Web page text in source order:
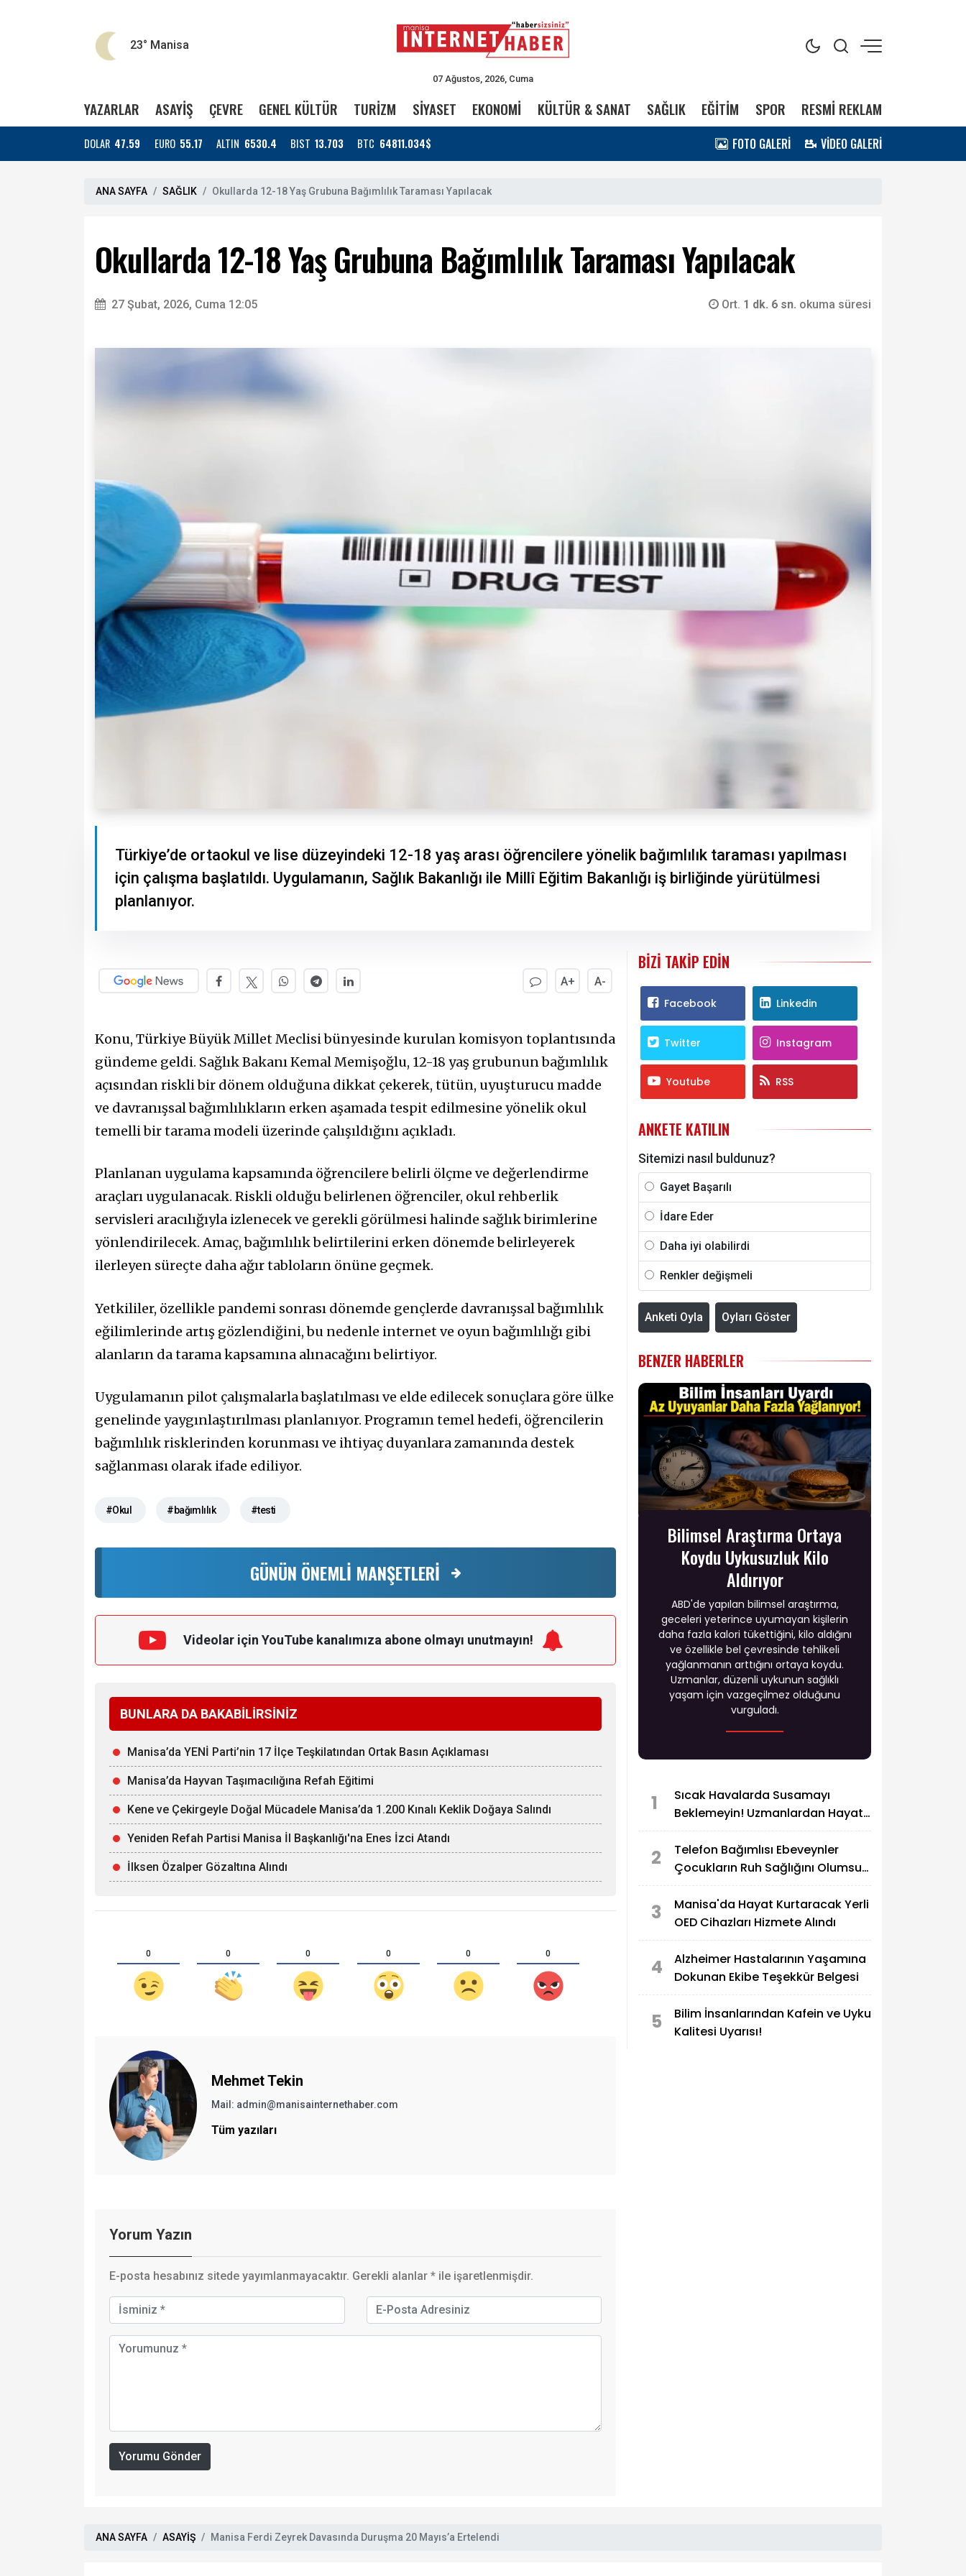
23° Manisa
07 Ağustos, 2026, Cuma
YAZARLAR ASAYİŞ ÇEVRE GENEL KÜLTÜR TURİZM SİYASET EKONOMİ KÜLTÜR & SANAT SAĞLIK EĞİTİM SPOR RESMİ REKLAM
DOLAR 47.59 EURO 55.17 ALTIN 6530.4 BIST 13.703 BTC 64811.034$ FOTO GALERİ VİDEO GALERİ
ANA SAYFA SAĞLIK Okullarda 12-18 Yaş Grubuna Bağımlılık Taraması Yapılacak
Okullarda 12-18 Yaş Grubuna Bağımlılık Taraması Yapılacak
27 Şubat, 2026, Cuma 12:05 Ort. 1 dk. 6 sn. okuma süresi
Türkiye’de ortaokul ve lise düzeyindeki 12-18 yaş arası öğrencilere yönelik bağımlılık taraması yapılması
için çalışma başlatıldı. Uygulamanın, Sağlık Bakanlığı ile Millî Eğitim Bakanlığı iş birliğinde yürütülmesi
planlanıyor.
A+ A-
Konu, Türkiye Büyük Millet Meclisi bünyesinde kurulan komisyon toplantısında
gündeme geldi. Sağlık Bakanı Kemal Memişoğlu, 12-18 yaş grubunun bağımlılık
açısından riskli bir dönem olduğuna dikkat çekerek, tütün, uyuşturucu madde
ve davranışsal bağımlılıkların erken aşamada tespit edilmesine yönelik okul
temelli bir tarama modeli üzerinde çalışıldığını açıkladı.
Planlanan uygulama kapsamında öğrencilere belirli ölçme ve değerlendirme
araçları uygulanacak. Riskli olduğu belirlenen öğrenciler, okul rehberlik
servisleri aracılığıyla izlenecek ve gerekli görülmesi halinde sağlık birimlerine
yönlendirilecek. Amaç, bağımlılık belirtilerini erken dönemde belirleyerek
ilerleyen süreçte daha ağır tabloların önüne geçmek.
Yetkililer, özellikle pandemi sonrası dönemde gençlerde davranışsal bağımlılık
eğilimlerinde artış gözlendiğini, bu nedenle internet ve oyun bağımlılığı gibi
alanların da tarama kapsamına alınacağını belirtiyor.
Uygulamanın pilot çalışmalarla başlatılması ve elde edilecek sonuçlara göre ülke
genelinde yaygınlaştırılması planlanıyor. Programın temel hedefi, öğrencilerin
bağımlılık risklerinden korunması ve ihtiyaç duyanlara zamanında destek
sağlanması olarak ifade ediliyor.
#Okul #bağımlılık #testi
GÜNÜN ÖNEMLİ MANŞETLERİ
Videolar için YouTube kanalımıza abone olmayı unutmayın!
BUNLARA DA BAKABİLİRSİNİZ
Manisa’da YENİ Parti’nin 17 İlçe Teşkilatından Ortak Basın Açıklaması
Manisa’da Hayvan Taşımacılığına Refah Eğitimi
Kene ve Çekirgeyle Doğal Mücadele Manisa’da 1.200 Kınalı Keklik Doğaya Salındı
Yeniden Refah Partisi Manisa İl Başkanlığı'na Enes İzci Atandı
İlksen Özalper Gözaltına Alındı
0 0 0 0 0 0
Mehmet Tekin
Mail: admin@manisainternethaber.com
Tüm yazıları
Yorum Yazın
E-posta hesabınız sitede yayımlanmayacaktır. Gerekli alanlar * ile işaretlenmişdir.
Yorumu Gönder
BIZI TAKIP EDIN
Facebook Linkedin
Twitter Instagram
Youtube RSS
ANKETE KATILIN
Sitemizi nasıl buldunuz?
Gayet Başarılı
İdare Eder
Daha iyi olabilirdi
Renkler değişmeli
Anketi Oyla Oyları Göster
BENZER HABERLER
Bilimsel Araştırma Ortaya
Koydu Uykusuzluk Kilo
Aldırıyor
ABD'de yapılan bilimsel araştırma,
geceleri yeterince uyumayan kişilerin
daha fazla kalori tükettiğini, kilo aldığını
ve özellikle bel çevresinde tehlikeli
yağlanmanın arttığını ortaya koydu.
Uzmanlar, düzenli uykunun sağlıklı
yaşam için vazgeçilmez olduğunu
vurguladı.
1
Sıcak Havalarda Susamayı
Beklemeyin! Uzmanlardan Hayati
2
Telefon Bağımlısı Ebeveynler
Çocukların Ruh Sağlığını Olumsuz
3
Manisa'da Hayat Kurtaracak Yerli
OED Cihazları Hizmete Alındı
4
Alzheimer Hastalarının Yaşamına
Dokunan Ekibe Teşekkür Belgesi
5
Bilim İnsanlarından Kafein ve Uyku
Kalitesi Uyarısı!
ANA SAYFA ASAYİŞ Manisa Ferdi Zeyrek Davasında Duruşma 20 Mayıs’a Ertelendi